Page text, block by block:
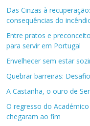
Das Cinzas à
consequências do
Entre pratos e
para servir em Portugal
Envelhecer sem estar
Quebrar barreiras:
A Castanha, o ouro de
O regresso do
chegaram ao fim